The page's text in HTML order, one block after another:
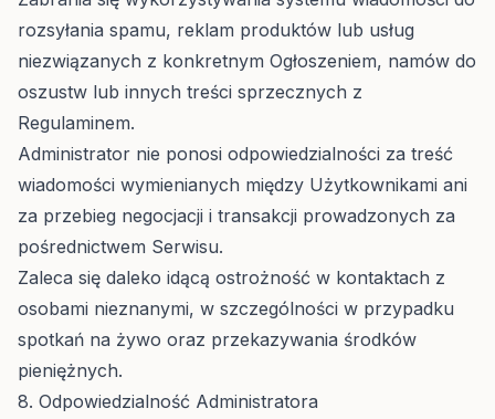
rozsyłania spamu, reklam produktów lub usług
niezwiązanych z konkretnym Ogłoszeniem, namów do
oszustw lub innych treści sprzecznych z
Regulaminem.
Administrator nie ponosi odpowiedzialności za treść
wiadomości wymienianych między Użytkownikami ani
za przebieg negocjacji i transakcji prowadzonych za
pośrednictwem Serwisu.
Zaleca się daleko idącą ostrożność w kontaktach z
osobami nieznanymi, w szczególności w przypadku
spotkań na żywo oraz przekazywania środków
pieniężnych.
8. Odpowiedzialność Administratora